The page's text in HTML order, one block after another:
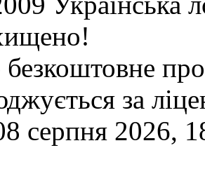
безкоштовне
за
серпня 2026,